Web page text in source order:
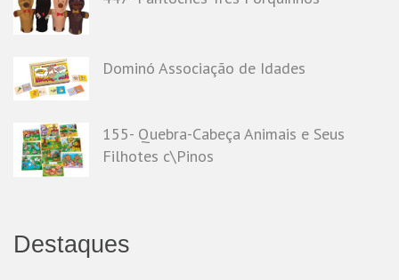
Dominó Associação de Idades
155- Quebra-Cabeça Animais e Seus
Filhotes c\Pinos
Destaques